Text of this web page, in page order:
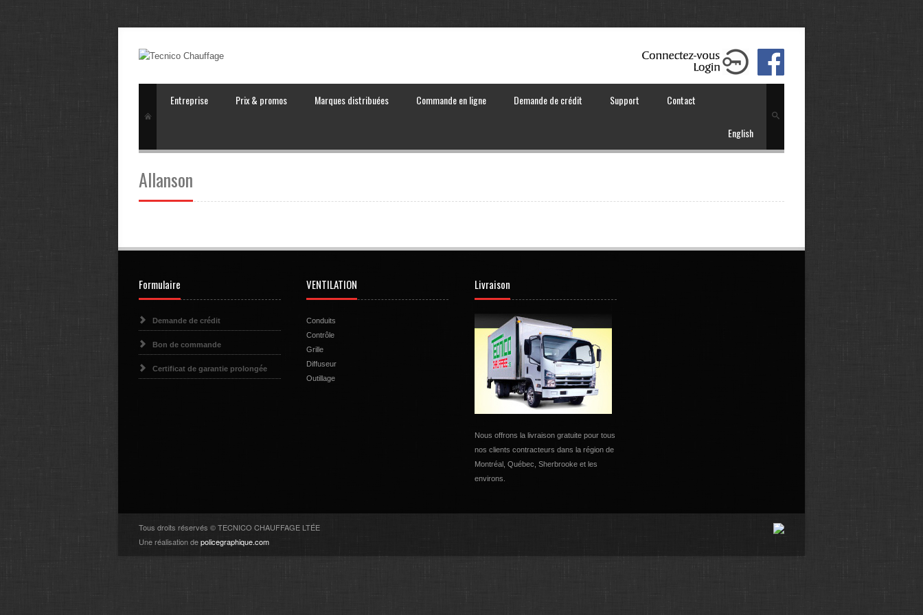
Entreprise Prix & promos Marques distribuées Commande en ligne Demande de crédit Support Contact
English
Allanson
Formulaire
Demande de crédit
Bon de commande
Certificat de garantie prolongée
VENTILATION
Conduits
Contrôle
Grille
Diffuseur
Outillage
Livraison
Nous offrons la livraison gratuite pour tous
nos clients contracteurs dans la région de
Montréal, Québec, Sherbrooke et les
environs.
Tous droits réservés © TECNICO CHAUFFAGE LTÉE
Une réalisation depolicegraphique.com